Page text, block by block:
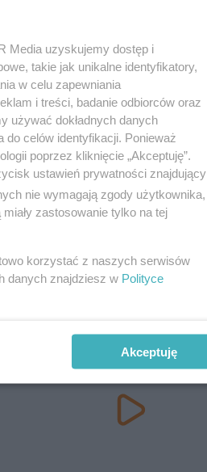
Media uzyskujemy dostęp i
takie jak unikalne identyfikatory,
w celu zapewniania
i treści, badanie odbiorców oraz
używać dokładnych danych
celów identyfikacji. Ponieważ
poprzez kliknięcie „Akceptuję”.
ustawień prywatności znajdujący
nie wymagają zgody użytkownika,
zastosowanie tylko na tej
korzystać z naszych serwisów
danych znajdziesz w Polityce
Akceptuję